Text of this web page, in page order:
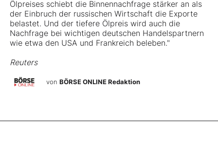
Ölpreises schiebt die Binnennachfrage stärker an als
der Einbruch der russischen Wirtschaft die Exporte
belastet. Und der tiefere Ölpreis wird auch die
Nachfrage bei wichtigen deutschen Handelspartnern
wie etwa den USA und Frankreich beleben."
Reuters
von BÖRSE ONLINE Redaktion